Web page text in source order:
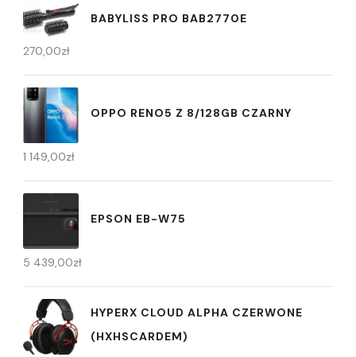
BABYLISS PRO BAB2770E
270,00zł
OPPO RENO5 Z 8/128GB CZARNY
1 149,00zł
EPSON EB-W75
5 439,00zł
HYPERX CLOUD ALPHA CZERWONE
(HXHSCARDEM)